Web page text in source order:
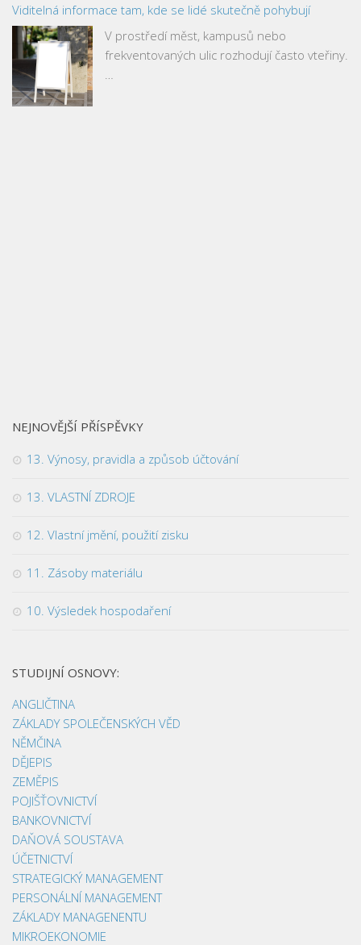
Viditelná informace tam, kde se lidé skutečně pohybují
V prostředí měst, kampusů nebo
frekventovaných ulic rozhodují často vteřiny.
NEJNOVĚJŠÍ PŘÍSPĚVKY
13. Výnosy, pravidla a způsob účtování
13. VLASTNÍ ZDROJE
12. Vlastní jmění, použití zisku
11. Zásoby materiálu
10. Výsledek hospodaření
STUDIJNÍ OSNOVY:
ANGLIČTINA
ZÁKLADY SPOLEČENSKÝCH VĚD
NĚMČINA
DĚJEPIS
ZEMĚPIS
POJIŠŤOVNICTVÍ
BANKOVNICTVÍ
DAŇOVÁ SOUSTAVA
ÚČETNICTVÍ
STRATEGICKÝ MANAGEMENT
PERSONÁLNÍ MANAGEMENT
ZÁKLADY MANAGENENTU
MIKROEKONOMIE